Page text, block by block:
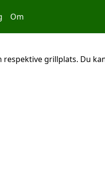
Om
grillplats. Du